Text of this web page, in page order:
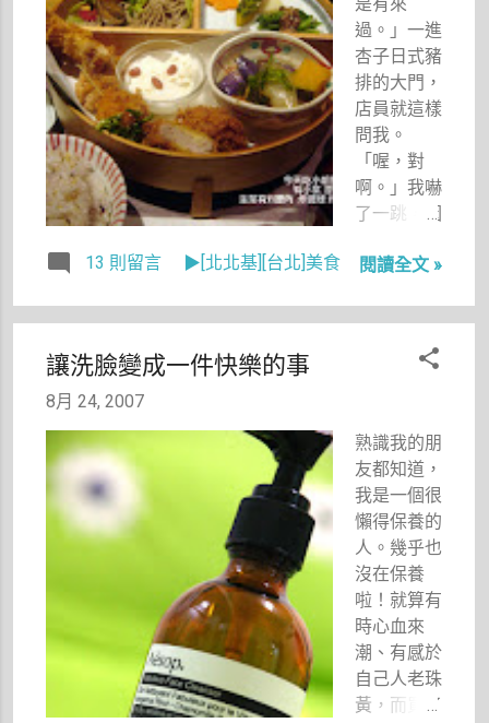
陳俐卉老
師，一位是
雅云山莊的
老闆娘。
過。」一進
杏子日式豬
排的大門，
店員就這樣
問我。
「喔，對
啊。」我嚇
了一跳，因
要來吃杏子
特地看了一
下我的部落
格，回味一
驚覺已經是
一個月前的
事了，都這
麼久了，沒
想到小姐竟
然認得我，
難道我真的
如可樂說
的，妳很好
認啊。
「妳上次坐
13 則留言 ▶[北北基][台北]美食 閱讀全文 »
讓洗臉變成一件快樂的事
8月 24, 2007
熟識我的朋
友都知道，
我是一個很
懶得保養的
人。幾乎也
沒在保養
啦！就算有
時心血來
潮、有感於
自己人老珠
黃，而買了